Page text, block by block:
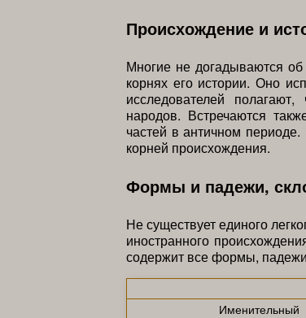
Происхождение и
Многие не догадываются
корнях его истории. Оно
исследователей
народов. Встречаются
частей в античном
корней происхождения.
Формы и падежи,
Не существует единого
иностранного
содержит все формы,
Именительный